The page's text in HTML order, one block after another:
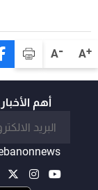
A+
A-
أهم